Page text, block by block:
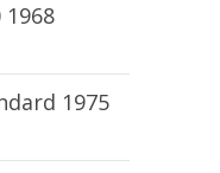
1968
1975